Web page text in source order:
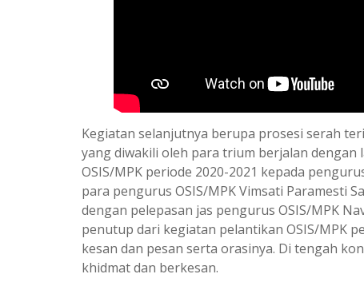
Kegiatan selanjutnya berupa prosesi serah
yang diwakili oleh para trium berjalan
OSIS/MPK periode 2020-2021 kepada
para pengurus OSIS/MPK Vimsati Paramesti
dengan pelepasan jas pengurus OSIS/MPK
penutup dari kegiatan pelantikan OSIS/MPK
kesan dan pesan serta orasinya. Di tengah
khidmat dan berkesan.